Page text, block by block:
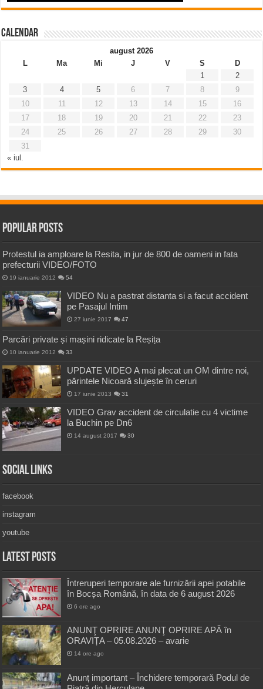
Calendar
august 2026
L
Ma Mi J V S
D
1
2
3
4 5 6 7 8
9
10
11 12 13 14 15
16
17
18 19 20 21 22
23
24
25 26 27 28 29
30
31
« iul.
Popular Posts
Protestul ia amploare la Resita, in jur de 800 de oameni in fata
prefecturii VIDEO/FOTO
19 ianuarie 2012 54
VIDEO Nu a pastrat distanta si a facut accident
pe Pasajul Intim
27 iunie 2017 47
Parcări private și mașini ridicate la Reșița
10 ianuarie 2012 33
UPDATE VIDEO A mai plecat un OM dintre noi,
părintele Nicoară slujește în ceruri
17 iunie 2013 31
VIDEO Grav accident de circulatie cu 4 victime
la Buchin pe Dn6
14 august 2017 30
Social Links
facebook
instagram
youtube
Latest Posts
Întreruperi temporare ale furnizării apei potabile
în Bocșa Română, în data de 6 august 2026
6 ore ago
ANUNŢ OPRIRE ANUNŢ OPRIRE APĂ în
ORAVIȚA – 05.08.2026 – avarie
14 ore ago
Anunț important – Închidere temporară Podul de